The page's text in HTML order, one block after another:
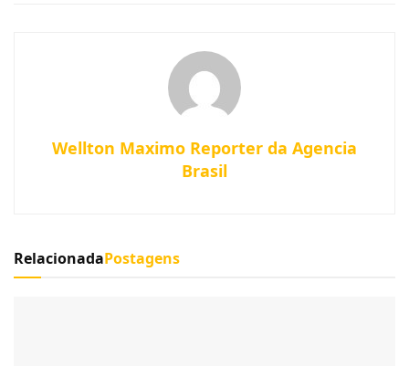
Wellton Maximo Reporter da Agencia
Brasil
RelacionadaPostagens